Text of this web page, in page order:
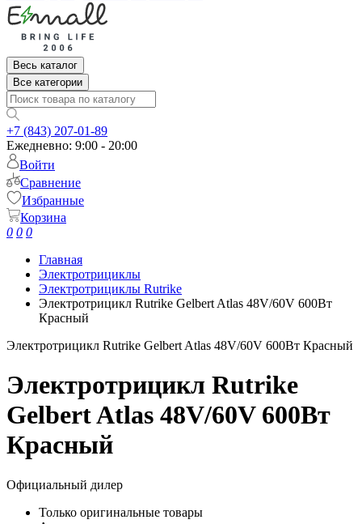
Весь каталог
Все категории
+7 (843) 207-01-89
Ежедневно: 9:00 - 20:00
Войти
Сравнение
Избранные
Корзина
0 0 0
Главная
Электротрициклы
Электротрициклы Rutrike
Электротрицикл Rutrike Gelbert Atlas 48V/60V 600Вт
Красный
Электротрицикл Rutrike Gelbert Atlas 48V/60V 600Вт Красный
Электротрицикл Rutrike
Gelbert Atlas 48V/60V 600Вт
Красный
Официальный дилер
Только оригинальные товары